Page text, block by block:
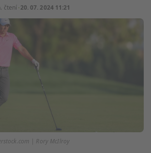
čtení 20. 07. 2024 11:21
| Rory McIlroy